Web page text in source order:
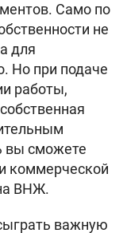
Само по
не
для
Но при подаче
работы,
вы сможете
коммерческой
ВНЖ.
важную